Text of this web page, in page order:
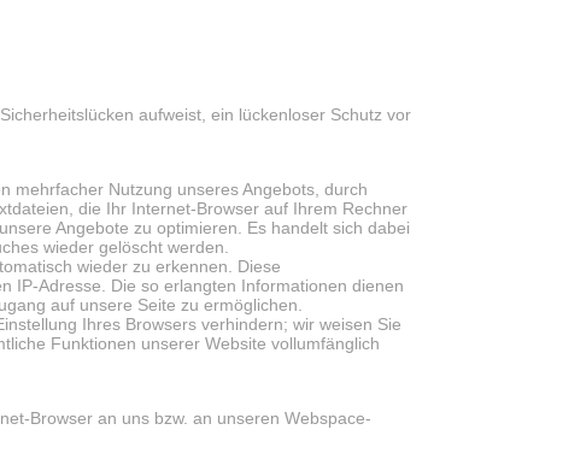
aufweist, ein lückenloser Schutz vor
mehrfacher Nutzung unseres Angebots, durch
die Ihr Internet-Browser auf Ihrem Rechner
Angebote zu optimieren. Es handelt sich dabei
wieder gelöscht werden.
wieder zu erkennen. Diese
IP-Adresse. Die so erlangten Informationen dienen
auf unsere Seite zu ermöglichen.
Ihres Browsers verhindern; wir weisen Sie
Funktionen unserer Website vollumfänglich
Browser an uns bzw. an unseren Webspace-